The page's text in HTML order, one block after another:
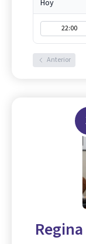
Hoy
22:00
Anterior